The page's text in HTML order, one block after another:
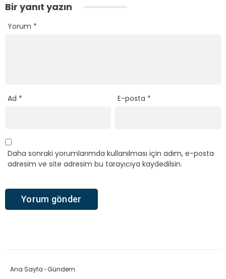
Bir yanıt yazın
Yorum *
Ad * E-posta *
Daha sonraki yorumlarımda kullanılması için adım, e-posta
adresim ve site adresim bu tarayıcıya kaydedilsin.
Ana Sayfa ›Gündem